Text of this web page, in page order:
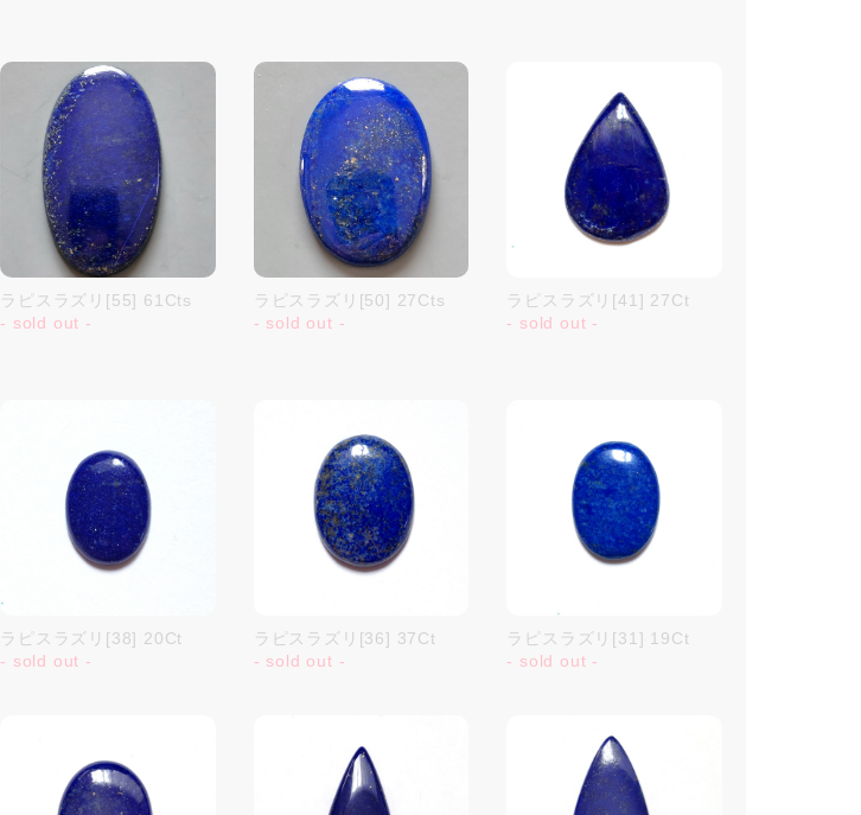
ラピスラズリ[55] 61Cts
- sold out -
ラピスラズリ[50] 27Cts
- sold out -
ラピスラズリ[41] 27Ct
- sold out -
ラピスラズリ[38] 20Ct
- sold out -
ラピスラズリ[36] 37Ct
- sold out -
ラピスラズリ[31] 19Ct
- sold out -